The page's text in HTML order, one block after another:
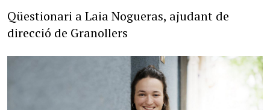
Qüestionari a Laia Nogueras, ajudant de
direcció de Granollers